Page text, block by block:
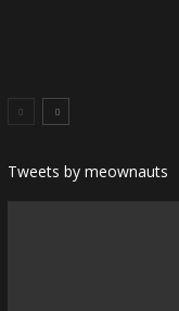
Tweets by meownauts